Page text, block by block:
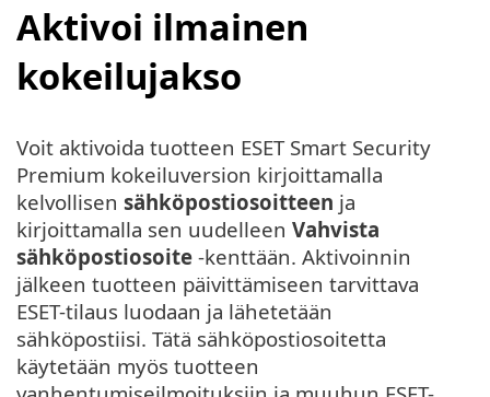
Aktivoi ilmainen
kokeilujakso
Voit aktivoida tuotteen ESET Smart Security
Premium kokeiluversion kirjoittamalla
kelvollisen sähköpostiosoitteen ja
kirjoittamalla sen uudelleen Vahvista
sähköpostiosoite -kenttään. Aktivoinnin
jälkeen tuotteen päivittämiseen tarvittava
ESET-tilaus luodaan ja lähetetään
sähköpostiisi. Tätä sähköpostiosoitetta
käytetään myös tuotteen